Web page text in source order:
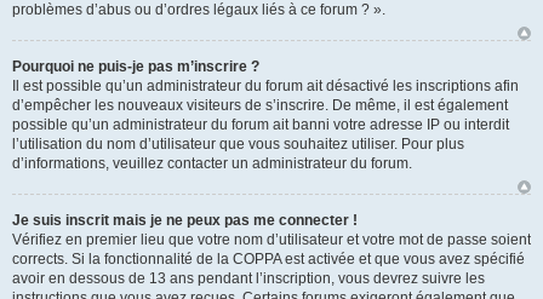
problèmes d’abus ou d’ordres légaux liés à ce forum ? ».
Pourquoi ne puis-je pas m’inscrire ?
Il est possible qu’un administrateur du forum ait désactivé les inscriptions afin
d’empêcher les nouveaux visiteurs de s’inscrire. De même, il est également
possible qu’un administrateur du forum ait banni votre adresse IP ou interdit
l’utilisation du nom d’utilisateur que vous souhaitez utiliser. Pour plus
d’informations, veuillez contacter un administrateur du forum.
Je suis inscrit mais je ne peux pas me connecter !
Vérifiez en premier lieu que votre nom d’utilisateur et votre mot de passe soient
corrects. Si la fonctionnalité de la COPPA est activée et que vous avez spécifié
avoir en dessous de 13 ans pendant l’inscription, vous devrez suivre les